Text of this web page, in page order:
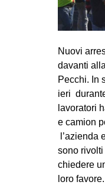
Nuovi
davanti
Pecchi. In
ieri
lavoratori
e camion
l’azienda
sono
chiedere
loro